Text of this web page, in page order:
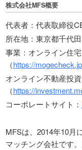
株式会社MFS概要
代表者：代表取締役
所在地：東京都千代
事業：オンライン住
（https://
オンライン不動産投
（https://
コーポレートサイト：
MFSは、2014年10月
マッチング会社です